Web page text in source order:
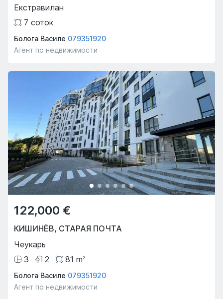
Екстравилан
7 соток
Болога Василе 079351920
Агент по недвижимости
122,000 €
КИШИНЁВ, СТАРАЯ ПОЧТА
Чеукарь
3
2 81 m2
Болога Василе 079351920
Агент по недвижимости